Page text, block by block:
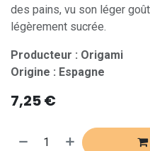
des pains, vu son léger
légèrement sucrée.
Producteur : Origami
Origine : Espagne
7,25€